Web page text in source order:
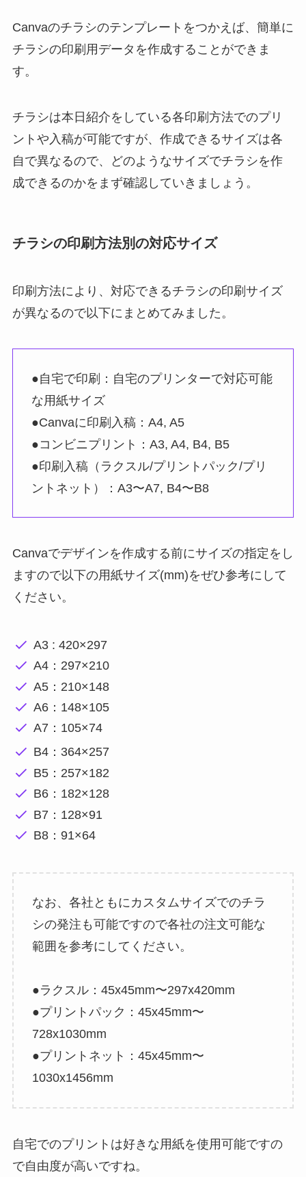
Canvaのチラシのテンプレートをつかえば、簡単に
チラシの印刷用データを作成することができま
す。
チラシは本日紹介をしている各印刷方法でのプリ
ントや入稿が可能ですが、作成できるサイズは各
自で異なるので、どのようなサイズでチラシを作
成できるのかをまず確認していきましょう。
チラシの印刷方法別の対応サイズ
印刷方法により、対応できるチラシの印刷サイズ
が異なるので以下にまとめてみました。
●自宅で印刷：自宅のプリンターで対応可能
な用紙サイズ
●Canvaに印刷入稿：A4, A5
●コンビニプリント：A3, A4, B4, B5
●印刷入稿（ラクスル/プリントパック/プリ
ントネット）：A3〜A7, B4〜B8
Canvaでデザインを作成する前にサイズの指定をし
ますので以下の用紙サイズ(mm)をぜひ参考にして
ください。
A3 : 420×297
A4：297×210
A5：210×148
A6：148×105
A7：105×74
B4：364×257
B5：257×182
B6：182×128
B7：128×91
B8：91×64
なお、各社ともにカスタムサイズでのチラ
シの発注も可能ですので各社の注文可能な
範囲を参考にしてください。
●ラクスル：45x45mm〜297x420mm
●プリントパック：45x45mm〜
728x1030mm
●プリントネット：45x45mm〜
1030x1456mm
自宅でのプリントは好きな用紙を使用可能ですの
で自由度が高いですね。